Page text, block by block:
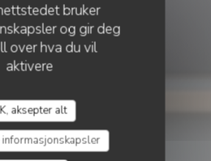
bruker
og gir deg
over hva du vil
aktivere
aksepter alt
informasjonskapsler